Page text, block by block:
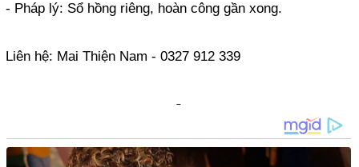
- Pháp lý: Sổ hồng riêng, hoàn công gần xong.
Liên hệ: Mai Thiện Nam - 0327 912 339